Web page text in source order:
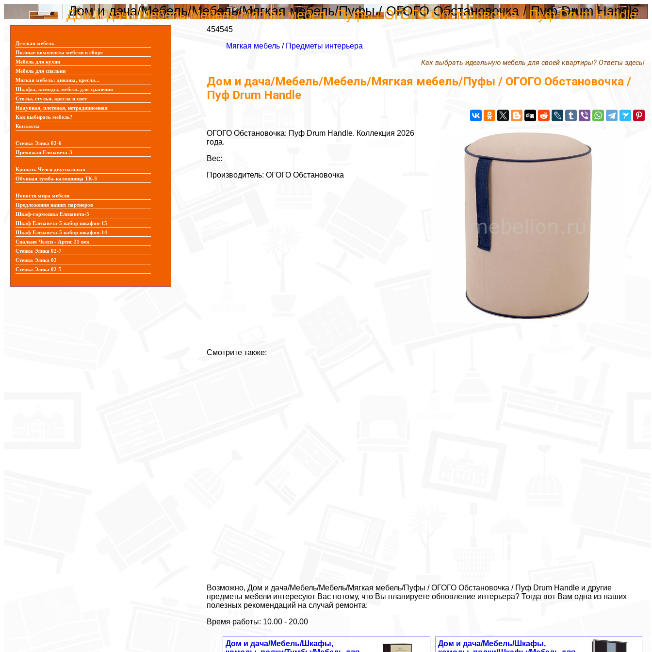
Дом и дача/Мебель/Мебель/Мягкая мебель/Пуфы / ОГОГО Обстановочка / Пуф Drum Handle
Дом и дача/Мебель/Мебель/Мягкая мебель/Пуфы / ОГОГО Обстановочка / Пуф Drum Handle
454545
Мягкая мебель / Предметы интерьера
Как выбрать идеальную мебель для своей квартиры? Ответы здесь!
Дом и дача/Мебель/Мебель/Мягкая мебель/Пуфы / ОГОГО Обстановочка /
Пуф Drum Handle
ОГОГО Обстановочка: Пуф Drum Handle. Коллекция 2026
года.
Вес:
Производитель: ОГОГО Обстановочка
Смотрите также:
Возможно, Дом и дача/Мебель/Мебель/Мягкая мебель/Пуфы / ОГОГО Обстановочка / Пуф Drum Handle и другие
предметы мебели интересуют Вас потому, что Вы планируете обновление интерьера? Тогда вот Вам одна из наших
полезных рекомендаций на случай ремонта:
Время работы: 10.00 - 20.00
Дом и дача/Мебель/Шкафы,
Дом и дача/Мебель/Шкафы,
Детская мебель
Полные комплекты мебели в сборе
Мебель для кухни
Мебель для спальни
Мягкая мебель: диваны, кресла...
Шкафы, комоды, мебель для хранения
Столы, стулья, кресла и свет
Надувная, плетеная, нетрадиционная
Как выбирать мебель?
Контакты
Стенка Элика 02-6
Прихожая Елизавета-3
Кровать Челси двуспальная
Обувная тумба-калошница ТК-3
Новости мира мебели
Предложения наших партнеров
Шкаф-гармошка Елизавета-5
Шкаф Елизавета-5 набор шкафов-15
Шкаф Елизавета-5 набор шкафов-14
Спальня Челси - Артис 21 век
Стенка Элика 02-7
Стенка Элика 02
Стенка Элика 02-5